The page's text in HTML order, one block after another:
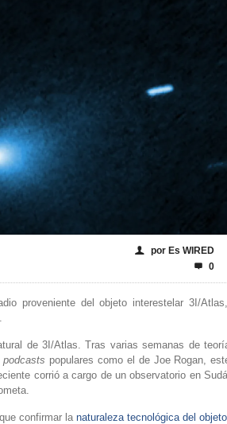
👤 por Es WIRED
 0
proveniente del objeto interestelar 3I/
de 3I/Atlas. Tras varias semanas de
podcasts populares como el de Joe Rogan,
corrió a cargo de un observatorio en
confirmar la naturaleza tecnológica del objeto